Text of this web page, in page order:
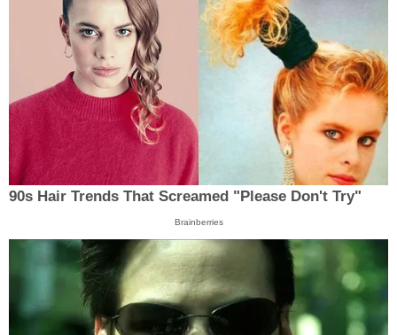
90s Hair Trends That Screamed "Please Don't Try"
Brainberries